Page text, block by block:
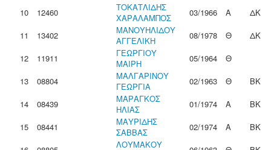
10 12460
ΤΟΚΑΤΛΙΔΗΣ
ΧΑΡΑΛΑΜΠΟΣ
03/1966 Α
ΔΚ
11
13402
ΜΑΝΟΥΗΛΙΔΟΥ
ΑΓΓΕΛΙΚΗ
08/1978 Θ
ΔΚ
12
11911
ΓΕΩΡΓΙΟΥ
ΜΑΙΡΗ
05/1964
Θ
13
08804
ΜΑΛΓΑΡΙΝΟΥ
ΓΕΩΡΓΙΑ
02/1963 Θ
ΒΚ
14
08439
ΜΑΡΑΓΚΟΣ
ΗΛΙΑΣ
01/1974 Α
ΒΚ
15
08441
ΜΑΥΡΙΔΗΣ
ΣΑΒΒΑΣ
02/1974 Α
ΒΚ
ΛΟΥΜΑΚΟΥ